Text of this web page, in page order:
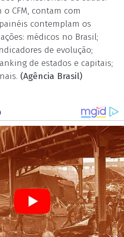
CFM, contam com
contemplam os
médicos no Brasil;
de evolução;
de estados e capitais;
(Agência Brasil)